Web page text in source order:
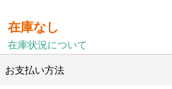
在庫なし
在庫状況について
お支払い方法